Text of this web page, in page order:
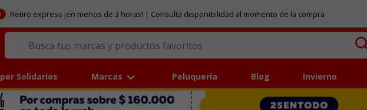
Retiro express ¡en menos de 3 horas! | Consulta disponibilidad al momento de la compra
Solidarios Marcas Peluquería Blog Invierno